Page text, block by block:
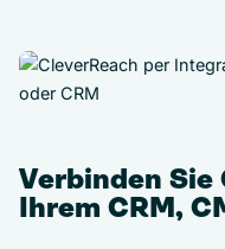
Verbinden Sie
Ihrem CRM,